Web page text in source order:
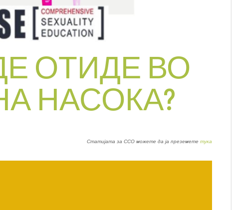
ОТИДЕ ВО
НАСОКА?
Статијата за ССО можете да ја преземете тука